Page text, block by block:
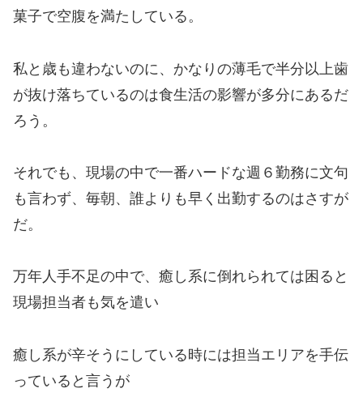
菓子で空腹を満たしている。
私と歳も違わないのに、かなりの薄毛で半分以上歯
が抜け落ちているのは食生活の影響が多分にあるだ
ろう。
それでも、現場の中で一番ハードな週６勤務に文句
も言わず、毎朝、誰よりも早く出勤するのはさすが
だ。
万年人手不足の中で、癒し系に倒れられては困ると
現場担当者も気を遣い
癒し系が辛そうにしている時には担当エリアを手伝
っていると言うが